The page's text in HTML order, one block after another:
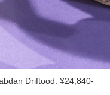
Driftood: ¥24,840-